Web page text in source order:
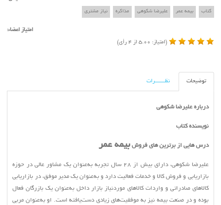
هیچ چیز دردنیا تماما اشتباه نیست،حتی یک
ساعت از کار افتاده هم روزی دوبار زمان را
موفقیت در متن است
کتاب بيمه عمر عليرضا شکوهي مذاکره نياز مشتري
امتیاز اعضاء:
(امتیاز: 5.00 از 4 رأی)
توضیحات نظـــــــرات
درباره علیرضا شکوهی
نویسنده کتاب
درس هایی از برترین های فروشبیمه عمر
علیرضا شکوهی، دارای بیش از 28 سال تجربه به‌عنوان یک مشاور عالی در حوزه
بازاریابی و فروش کالا و خدمات فعالیت دارد و به‌عنوان یک مدیر موفق، در بازاریابی
کالاهای صادراتی و واردات کالاهای موردنیاز بازار داخل به‌عنوان یک بازرگان فعال
بوده و در صنعت بیمه نیز به موفقیت‌های زیادی دست‌یافته است. او به‌عنوان مربی